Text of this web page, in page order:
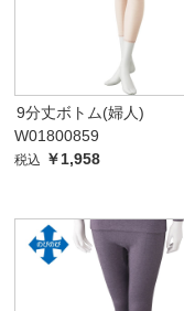
9分丈ボトム(婦人)
W01800859
税込 ￥1,958